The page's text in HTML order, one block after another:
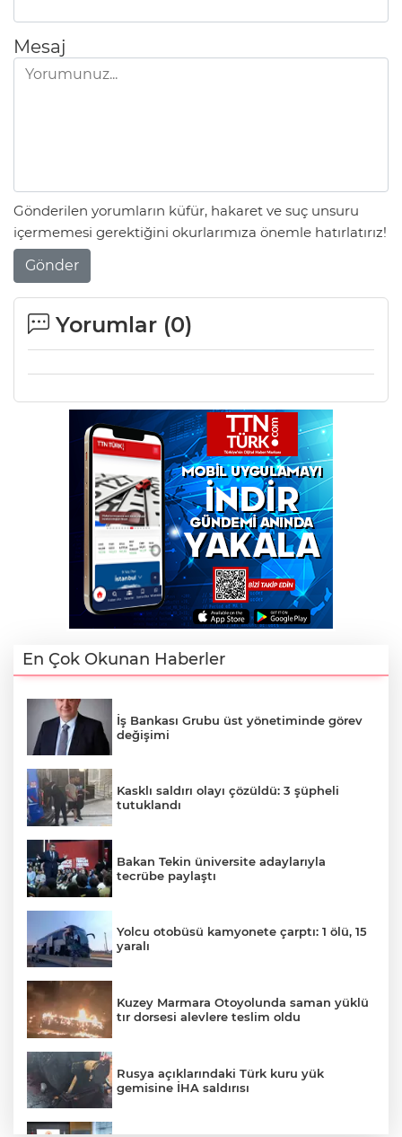
Mesaj
Gönderilen yorumların küfür, hakaret ve suç unsuru
içermemesi gerektiğini okurlarımıza önemle hatırlatırız!
Gönder
Yorumlar (0)
En Çok Okunan Haberler
İş Bankası Grubu üst yönetiminde görev
değişimi
Kasklı saldırı olayı çözüldü: 3 şüpheli
tutuklandı
Bakan Tekin üniversite adaylarıyla
tecrübe paylaştı
Yolcu otobüsü kamyonete çarptı: 1 ölü, 15
yaralı
Kuzey Marmara Otoyolunda saman yüklü
tır dorsesi alevlere teslim oldu
Rusya açıklarındaki Türk kuru yük
gemisine İHA saldırısı